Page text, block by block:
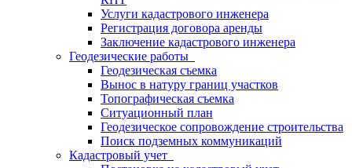
Услуги кадастрового инженера
Регистрация договора аренды
Заключение кадастрового инженера
Геодезические работы
Геодезическая съемка
Вынос в натуру границ участков
Топографическая съемка
Ситуационный план
Геодезическое сопровождение строительства
Поиск подземных коммуникаций
Кадастровый учет